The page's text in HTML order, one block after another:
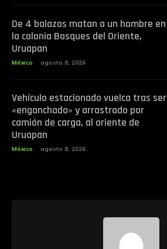
De 4 balazos matan a un hombre en
la colonia Bosques del Oriente,
Uruapan
México agosto 8, 2026
Vehículo estacionado vuelca tras ser
«enganchado» y arrastrado por
camión de carga, al oriente de
Uruapan
México agosto 8, 2026